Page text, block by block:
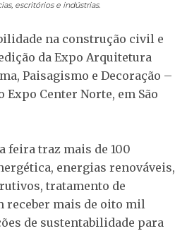
escritórios e indústrias.
na construção civil e
da Expo Arquitetura
Paisagismo e Decoração –
Expo Center Norte, em São
feira traz mais de 100
energias renováveis,
tratamento de
receber mais de oito mil
de sustentabilidade para